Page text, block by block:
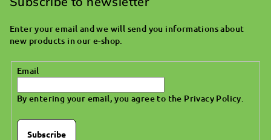
Enter your email and we will send you informations about
new products in our e-shop.
Email
By entering your email, you agree to the Privacy Policy
Subscribe